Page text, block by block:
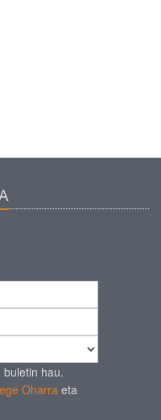
hau.
Oharra eta